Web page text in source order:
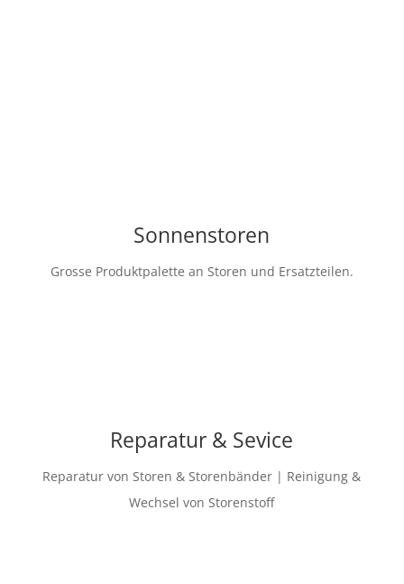
Sonnenstoren
Grosse Produktpalette an Storen und Ersatzteilen.
Reparatur & Sevice
Reparatur von Storen & Storenbänder | Reinigung &
Wechsel von Storenstoff